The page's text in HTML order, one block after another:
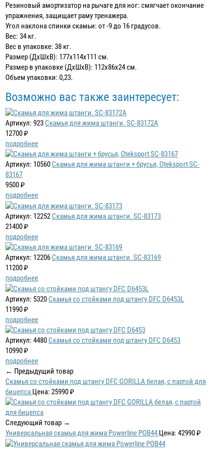
Резиновый амортизатор на рычаге для ног: смягчает окончание
упражнения, защищает раму тренажера.
Угол наклона спинки скамьи: от -9 до 16 градусов.
Вес: 34 кг.
Вес в упаковке: 38 кг.
Размер (ДхШхВ): 177х114х111 см.
Размер в упаковке (ДхШхВ): 112х86х24 см.
Объем упаковки: 0,23.
Возможно вас также заинтересует:
Артикул: 923 Скамья для жима штанги. SC-83172A
12700 ₽
подробнее
Артикул: 10560 Скамья для жима штанги + брусья, Oteksport SC-
83167
9500 ₽
подробнее
Артикул: 12252 Скамья для жима штанги. SC-83173
21400 ₽
подробнее
Артикул: 12206 Скамья для жима штанги. SC-83169
11200 ₽
подробнее
Артикул: 5320 Скамья со стойками под штангу DFC D6453L
11990 ₽
подробнее
Артикул: 4480 Скамья со стойками под штангу DFC D6453
10990 ₽
подробнее
← Предыдущий товар
Скамья со стойками под штангу DFC GORILLA белая, с партой для
бицепса Цена: 25990 ₽
Следующий товар →
Универсальная скамья для жима Powerline POB44 Цена: 42990 ₽